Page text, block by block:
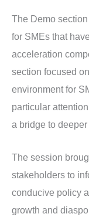
The Demo
for SMEs that
acceleration
section focused
environment for
particular
a bridge to
The session
stakeholders to
conducive policy
growth and